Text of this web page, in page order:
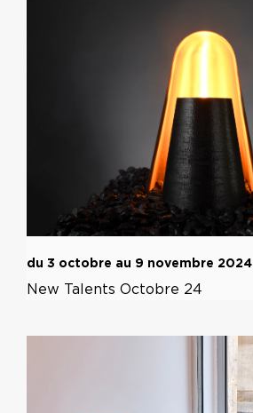
du 3 octobre au 9 novembre 2024
New Talents Octobre 24